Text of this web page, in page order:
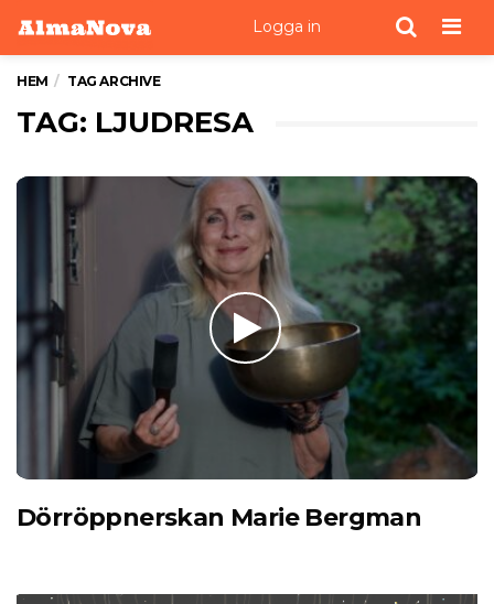
Logga in
HEM TAG ARCHIVE
TAG: LJUDRESA
Dörröppnerskan Marie Bergman